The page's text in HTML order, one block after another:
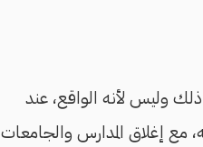
وليس لأنه الواقع، عند
مع إغلاق المدارس والجامعات